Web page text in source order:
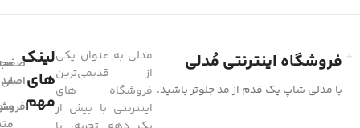
فروشگاه اینترنتی مُدلی
با مدلی شاپ یک قدم از مد جلوتر باشید.
مدلی به عنوان یکی
از قدیمی‌ترین
فروشگاه های
اینترنتی با بیش از
لینک
های
مهم
اصلی
مد